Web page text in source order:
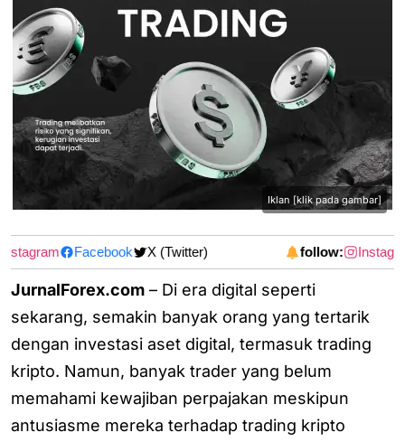
Iklan [klik pada gambar]
Facebook X (Twitter) follow:
JurnalForex.com – Di era digital seperti
sekarang, semakin banyak orang yang tertarik
dengan investasi aset digital, termasuk trading
kripto. Namun, banyak trader yang belum
memahami kewajiban perpajakan meskipun
antusiasme mereka terhadap trading kripto